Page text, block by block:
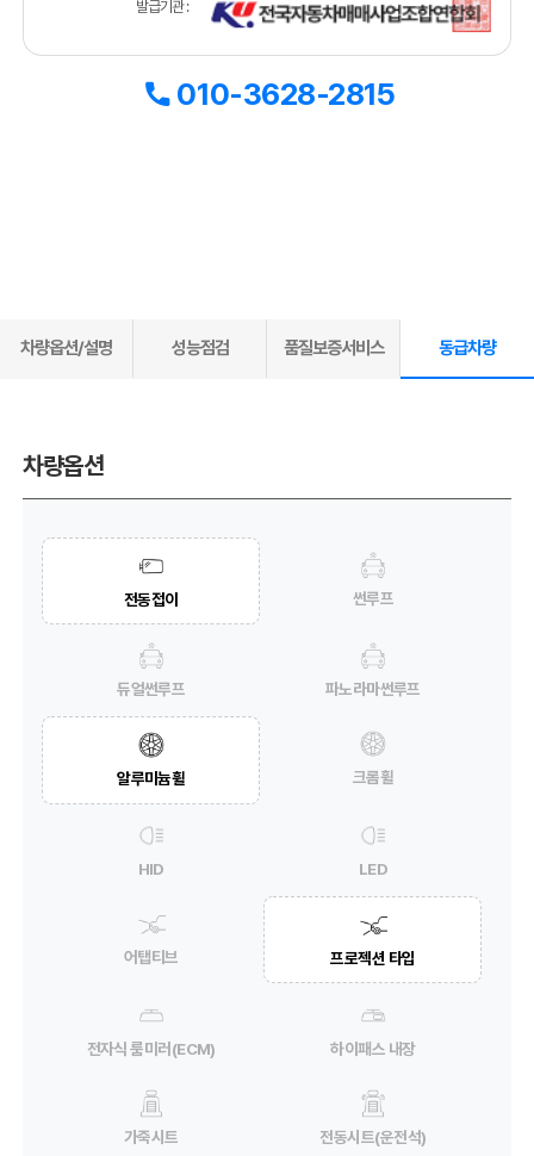
발급기관 :
010-3628-2815
차량옵션/설명 성능점검 품질보증서비스 동급차량
차량옵션
전동접이 썬루프
듀얼썬루프 파노라마썬루프
알루미늄휠 크롬휠
HID LED
어탭티브 프로젝션 타입
전자식 룸미러(ECM) 하이패스 내장
가죽시트 전동시트(운전석)